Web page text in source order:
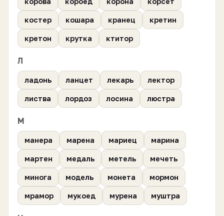
костер кошара кранец кретин
кретон крутка ктитор
Л
ладонь ланцет лекарь лектор
листва лордоз лосина люстра
М
манера марена мариец марина
мартен медаль метель мечеть
минога модель монета мормон
мрамор мукоед мурена муштра